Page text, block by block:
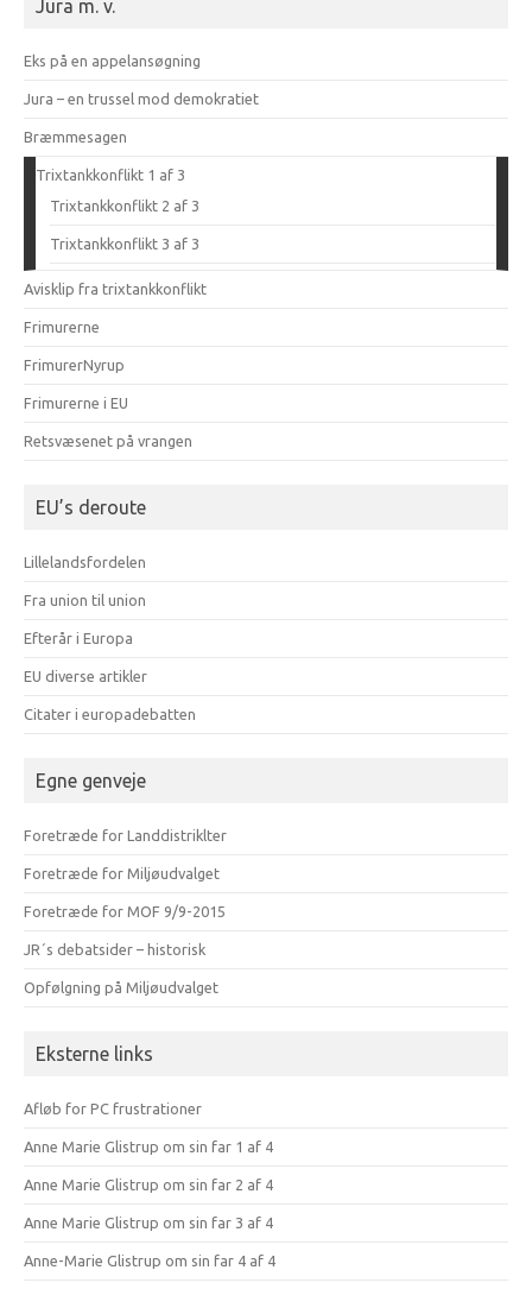
Jura m. v.
Eks på en appelansøgning
Jura – en trussel mod demokratiet
Bræmmesagen
Trixtankkonflikt 1 af 3
Trixtankkonflikt 2 af 3
Trixtankkonflikt 3 af 3
Avisklip fra trixtankkonflikt
Frimurerne
FrimurerNyrup
Frimurerne i EU
Retsvæsenet på vrangen
EU’s deroute
Lillelandsfordelen
Fra union til union
Efterår i Europa
EU diverse artikler
Citater i europadebatten
Egne genveje
Foretræde for Landdistriklter
Foretræde for Miljøudvalget
Foretræde for MOF 9/9-2015
JR´s debatsider – historisk
Opfølgning på Miljøudvalget
Eksterne links
Afløb for PC frustrationer
Anne Marie Glistrup om sin far 1 af 4
Anne Marie Glistrup om sin far 2 af 4
Anne Marie Glistrup om sin far 3 af 4
Anne-Marie Glistrup om sin far 4 af 4